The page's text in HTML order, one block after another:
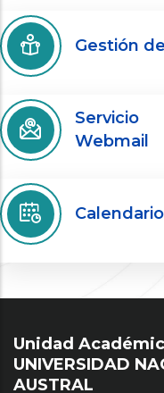
Gestión
Servicio
Webmail
Unidad
UNIVERSIDAD
AUSTRAL